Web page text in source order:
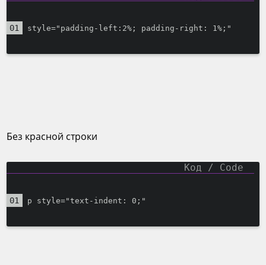
style="padding-left:2%; padding-right: 1%;"
Без красной строки
p style="text-indent: 0;"